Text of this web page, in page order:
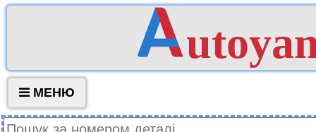
МЕНЮ